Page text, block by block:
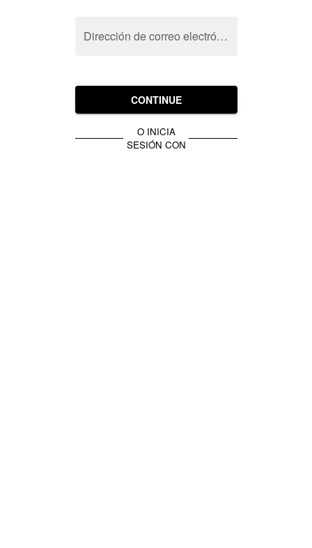
Dirección de correo electrónico
CONTINUE
O INICIA
SESIÓN CON